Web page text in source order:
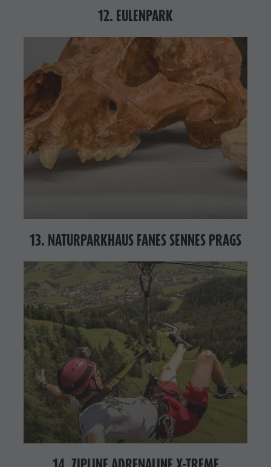
12. EULENPARK
13. NATURPARKHAUS FANES SENNES PRAGS